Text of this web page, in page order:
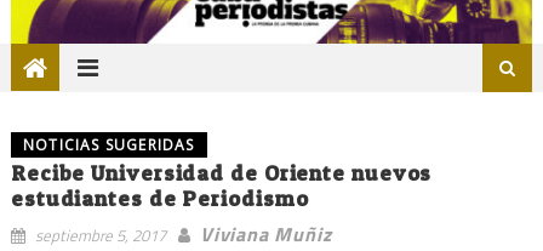
NOTICIAS SUGERIDAS
Recibe Universidad de Oriente nuevos
estudiantes de Periodismo
septiembre 5, 2017
Viviana Muñiz